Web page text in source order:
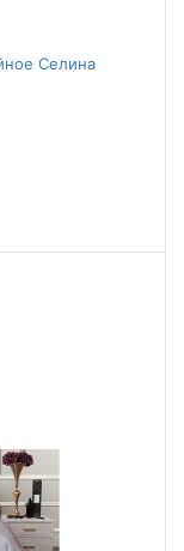
Селина